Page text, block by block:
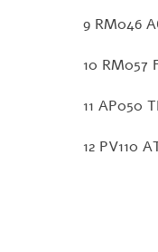
9 RM046
10
11 AP050
12